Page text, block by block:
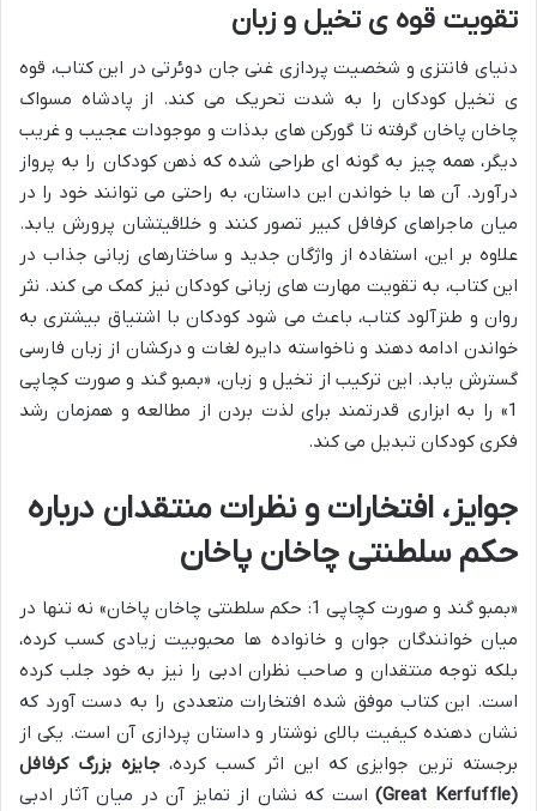
تقویت قوه ی تخیل و زبان
دنیای فانتزی و شخصیت پردازی غنی جان دوئرتی در این کتاب، قوه
ی تخیل کودکان را به شدت تحریک می کند. از پادشاه مسواک
چاخان پاخان گرفته تا گورکن های بدذات و موجودات عجیب و غریب
دیگر، همه چیز به گونه ای طراحی شده که ذهن کودکان را به پرواز
درآورد. آن ها با خواندن این داستان، به راحتی می توانند خود را در
میان ماجراهای کرفافل کبیر تصور کنند و خلاقیتشان پرورش یابد.
علاوه بر این، استفاده از واژگان جدید و ساختارهای زبانی جذاب در
این کتاب، به تقویت مهارت های زبانی کودکان نیز کمک می کند. نثر
روان و طنزآلود کتاب، باعث می شود کودکان با اشتیاق بیشتری به
خواندن ادامه دهند و ناخواسته دایره لغات و درکشان از زبان فارسی
گسترش یابد. این ترکیب از تخیل و زبان، «بمبو گند و صورت کچاپی
1» را به ابزاری قدرتمند برای لذت بردن از مطالعه و همزمان رشد
فکری کودکان تبدیل می کند.
جوایز، افتخارات و نظرات منتقدان درباره
حکم سلطنتی چاخان پاخان
«بمبو گند و صورت کچاپی 1: حکم سلطنتی چاخان پاخان» نه تنها در
میان خوانندگان جوان و خانواده ها محبوبیت زیادی کسب کرده،
بلکه توجه منتقدان و صاحب نظران ادبی را نیز به خود جلب کرده
است. این کتاب موفق شده افتخارات متعددی را به دست آورد که
نشان دهنده کیفیت بالای نوشتار و داستان پردازی آن است. یکی از
برجسته ترین جوایزی که این اثر کسب کرده،جایزه بزرگ کرفافل
(Great Kerfuffle)
است که نشان از تمایز آن در میان آثار ادبی